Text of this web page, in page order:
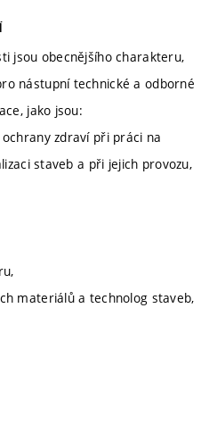
jsou obecnějšího charakteru,
nástupní technické a odborné
jako jsou:
zdraví při práci na
staveb a při jejich provozu,
materiálů a technolog staveb,